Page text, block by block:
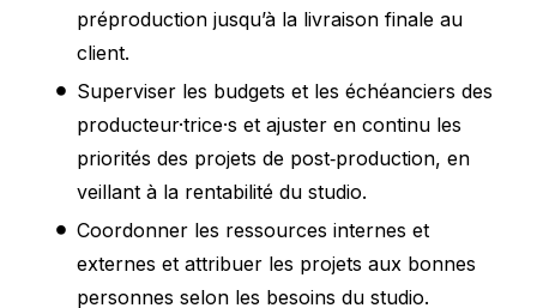
préproduction jusqu’à la livraison finale au
client.
Superviser les budgets et les échéanciers des
producteur·trice·s et ajuster en continu les
priorités des projets de post‑production, en
veillant à la rentabilité du studio.
Coordonner les ressources internes et
externes et attribuer les projets aux bonnes
personnes selon les besoins du studio.